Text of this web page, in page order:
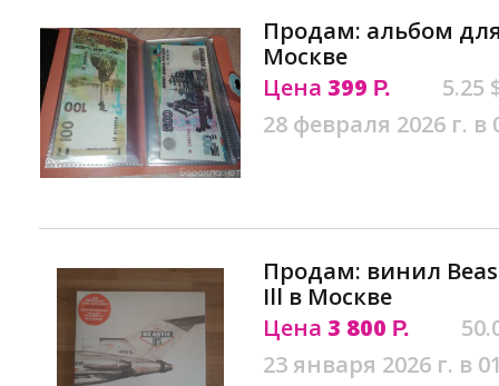
Продам: альбом
Москве
Цена 399 Р.
5.25
28 февраля 2026 г. в
Продам: винил
Ill в Москве
Цена 3 800 Р.
23 января 2026 г. в